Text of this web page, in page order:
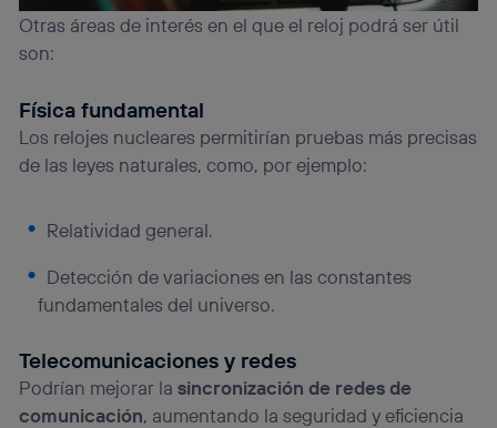
Otras áreas de interés en el que el reloj podrá ser útil
son:
Física fundamental
Los relojes nucleares permitirían pruebas más precisas
de las leyes naturales, como, por ejemplo:
Relatividad general.
Detección de variaciones en las constantes
fundamentales del universo.
Telecomunicaciones y redes
Podrían mejorar lasincronización de redes de
comunicación, aumentando la seguridad y eficiencia